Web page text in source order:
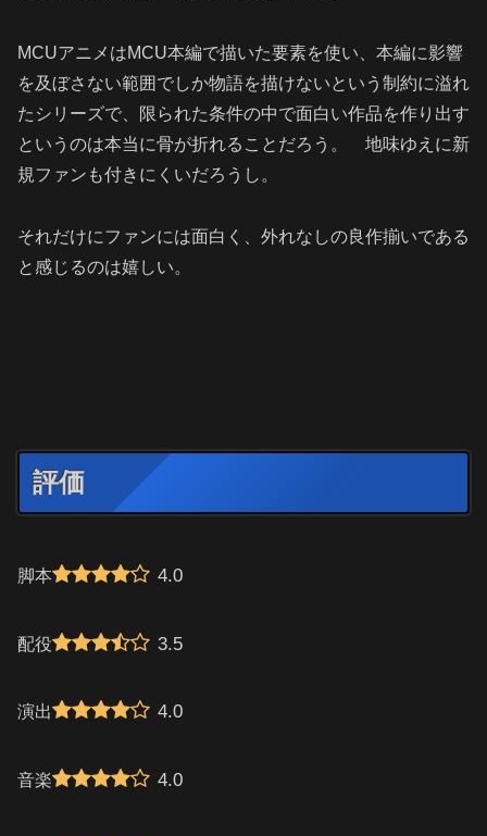
MCUアニメはMCU本編で描いた要素を使い、本編に影響
を及ぼさない範囲でしか物語を描けないという制約に溢れ
たシリーズで、限られた条件の中で面白い作品を作り出す
というのは本当に骨が折れることだろう。 地味ゆえに新
規ファンも付きにくいだろうし。
それだけにファンには面白く、外れなしの良作揃いである
と感じるのは嬉しい。
評価
脚本 4.0
配役 3.5
演出 4.0
音楽 4.0